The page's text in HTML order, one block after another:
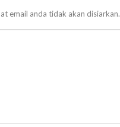
email anda tidak akan disiarkan.